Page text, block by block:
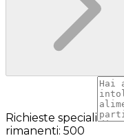
Richieste speciali
rimanenti: 500